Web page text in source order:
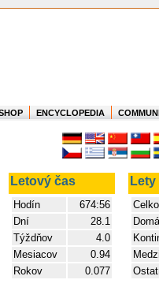
in the world have you flown?
long have you been in the air?
own FlightMemory and see!
ENCYCLOPEDIA
Letový čas Lety
Hodín
674:56
Dní
28.1
Týždňov
4.0
Mesiacov
0.94
Rokov
0.077